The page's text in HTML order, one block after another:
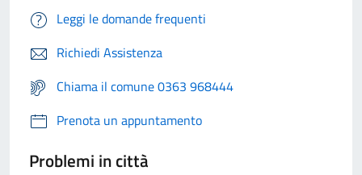
Leggi le domande frequenti
Richiedi Assistenza
Chiama il comune 0363 968444
Prenota un appuntamento
Problemi in città